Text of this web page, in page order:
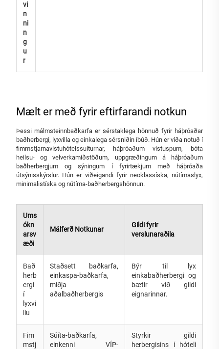
vi
n
ni
n
g
u
r
Mælt er með fyrir eftirfarandi notkun
Þessi málmsteinnbaðkarfa er sérstaklega hönnuð fyrir háþróaðar
baðherbergi, lyxvilla og einkalega sérsniðin íbúð. Hún er víða notuð í
fimmstjarnavistuhótelssuíturnar, háþróaðum vistuspum, bóta
heilsu- og velverkamiðstöðum, uppgræðingum á háþróaðum
baðherbergjum og sýningum í fyrirtækjum með háþróaða
útsýnisskýrslur. Hún er viðeigandi fyrir neoklassíska, nútímaslyx,
minimalistíska og nútíma-baðherbergshönnun.
Ums
ókn
arsv
æði
Málferð Notkunar
Gildi fyrir
verslunaraðila
Bað
herb
ergi
í
lyxvi
llu
Staðsett baðkarfa,
einkaspa-baðkarfa,
miðja
aðalbaðherbergis
Býr til lyx
einkabaðherbergi og
bætir við gildi
eignarinnar.
Fim
mstj
Súíta-baðkarfa,
einkenni VÍP-
Styrkir gildi
herbergisins í hóteli